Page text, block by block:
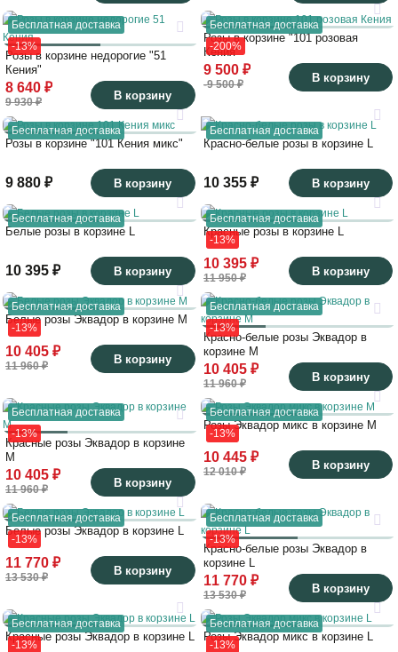
Бесплатная доставка
-13%
Розы в корзине недорогие "51
Кения"
8 640 ₽
9 930 ₽ В корзину
Бесплатная доставка
-200%
Розы в корзине "101 розовая
Кения"
9 500 ₽
-9 500 ₽ В корзину
Бесплатная доставка
Розы в корзине "101 Кения микс"
9 880 ₽ В корзину
Бесплатная доставка
Красно-белые розы в корзине L
10 355 ₽ В корзину
Бесплатная доставка
Белые розы в корзине L
10 395 ₽ В корзину
Бесплатная доставка
-13%
Красные розы в корзине L
10 395 ₽
11 950 ₽ В корзину
Бесплатная доставка
-13%
Белые розы Эквадор в корзине M
10 405 ₽
11 960 ₽ В корзину
Бесплатная доставка
-13%
Красно-белые розы Эквадор в
корзине M
10 405 ₽
11 960 ₽ В корзину
Бесплатная доставка
-13%
Красные розы Эквадор в корзине
M
10 405 ₽
11 960 ₽ В корзину
Бесплатная доставка
-13%
Розы Эквадор микс в корзине M
10 445 ₽
12 010 ₽ В корзину
Бесплатная доставка
-13%
Белые розы Эквадор в корзине L
11 770 ₽
13 530 ₽ В корзину
Бесплатная доставка
-13%
Красно-белые розы Эквадор в
корзине L
11 770 ₽
13 530 ₽ В корзину
Бесплатная доставка
-13%
Красные розы Эквадор в корзине L
Бесплатная доставка
-13%
Розы Эквадор микс в корзине L